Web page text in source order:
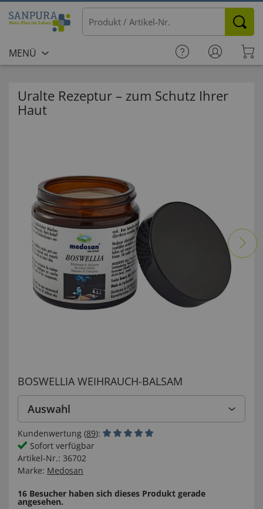
MENÜ
Uralte Rezeptur – zum Schutz Ihrer
Haut
BOSWELLIA WEIHRAUCH-BALSAM
Auswahl
Kundenwertung (89):
Sofort verfügbar
Artikel-Nr.: 36702
Marke: Medosan
16 Besucher haben sich dieses Produkt gerade
angesehen.